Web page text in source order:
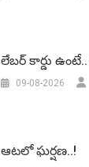
లేబర్‌ కార్డు
09-08-2026
ఆటలో ఘర్షణ..!